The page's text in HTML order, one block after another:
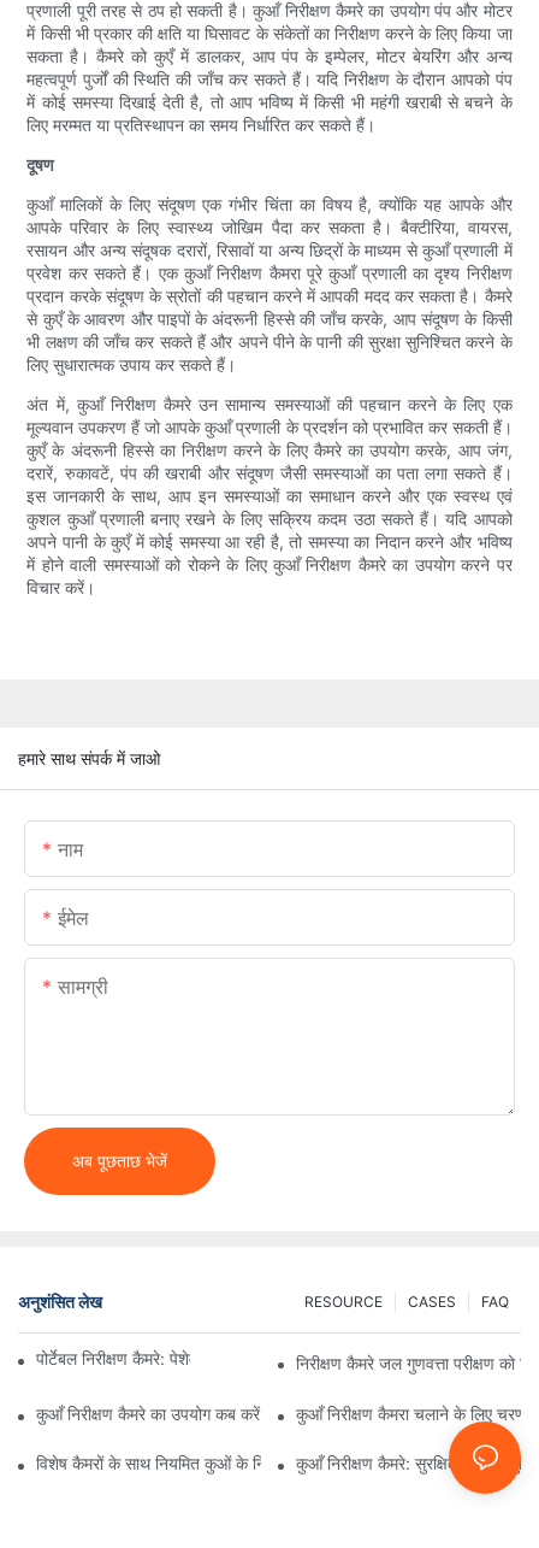
प्रणाली पूरी तरह से ठप हो सकती है। कुआँ निरीक्षण कैमरे का उपयोग पंप और मोटर
में किसी भी प्रकार की क्षति या घिसावट के संकेतों का निरीक्षण करने के लिए किया जा
सकता है। कैमरे को कुएँ में डालकर, आप पंप के इम्पेलर, मोटर बेयरिंग और अन्य
महत्वपूर्ण पुर्जों की स्थिति की जाँच कर सकते हैं। यदि निरीक्षण के दौरान आपको पंप
में कोई समस्या दिखाई देती है, तो आप भविष्य में किसी भी महंगी खराबी से बचने के
लिए मरम्मत या प्रतिस्थापन का समय निर्धारित कर सकते हैं।
दूषण
कुआँ मालिकों के लिए संदूषण एक गंभीर चिंता का विषय है, क्योंकि यह आपके और
आपके परिवार के लिए स्वास्थ्य जोखिम पैदा कर सकता है। बैक्टीरिया, वायरस,
रसायन और अन्य संदूषक दरारों, रिसावों या अन्य छिद्रों के माध्यम से कुआँ प्रणाली में
प्रवेश कर सकते हैं। एक कुआँ निरीक्षण कैमरा पूरे कुआँ प्रणाली का दृश्य निरीक्षण
प्रदान करके संदूषण के स्रोतों की पहचान करने में आपकी मदद कर सकता है। कैमरे
से कुएँ के आवरण और पाइपों के अंदरूनी हिस्से की जाँच करके, आप संदूषण के किसी
भी लक्षण की जाँच कर सकते हैं और अपने पीने के पानी की सुरक्षा सुनिश्चित करने के
लिए सुधारात्मक उपाय कर सकते हैं।
अंत में, कुआँ निरीक्षण कैमरे उन सामान्य समस्याओं की पहचान करने के लिए एक
मूल्यवान उपकरण हैं जो आपके कुआँ प्रणाली के प्रदर्शन को प्रभावित कर सकती हैं।
कुएँ के अंदरूनी हिस्से का निरीक्षण करने के लिए कैमरे का उपयोग करके, आप जंग,
दरारें, रुकावटें, पंप की खराबी और संदूषण जैसी समस्याओं का पता लगा सकते हैं।
इस जानकारी के साथ, आप इन समस्याओं का समाधान करने और एक स्वस्थ एवं
कुशल कुआँ प्रणाली बनाए रखने के लिए सक्रिय कदम उठा सकते हैं। यदि आपको
अपने पानी के कुएँ में कोई समस्या आ रही है, तो समस्या का निदान करने और भविष्य
में होने वाली समस्याओं को रोकने के लिए कुआँ निरीक्षण कैमरे का उपयोग करने पर
विचार करें।
हमारे साथ संपर्क में जाओ
नाम
ईमेल
सामग्री
अब पूछताछ भेजें
अनुशंसित लेख FAQ
CASES
RESOURCE
पोर्टेबल निरीक्षण कैमरे: पेशेवरों के लिए आवश्यक उपकरणनिरीक्षण कैमरे जल गुणवत्ता परीक्षण को
कुआँ निरीक्षण कैमरे का उपयोग कब करें: प्रमुख संकेतककुआँ निरीक्षण कैमरा चलाने के लिए चरण-
विशेष कैमरों के साथ नियमित कुओं के निरीक्षण का महत्वकुआँ निरीक्षण कैमरे: सुरक्षित पेयजल